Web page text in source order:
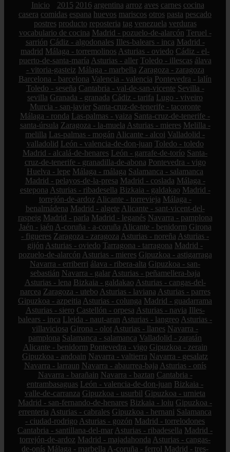
Inicio 2015 2016 argentina arroz aves carnes cocina
casera comidas espana huevos mariscos otros pasta pescado
postres producto reposteria tag venezuela verduras
vocabulario de cocina Madrid - pozuelo-de-alarcón Teruel -
sarrión Cádiz - algodonales Illes-balears - inca Madrid -
madrid Málaga - torremolinos Asturias - oviedo Cádiz - el-
puerto-de-santa-maría Asturias - aller Toledo - illescas álava
- vitoria-gasteiz Málaga - marbella Zaragoza - zaragoza
Barcelona - barcelona Valencia - valencia Pontevedra - lalín
Toledo - seseña Cantabria - val-de-san-vicente Sevilla -
sevilla Granada - granada Cádiz - tarifa Lugo - viveiro
Murcia - san-javier Santa-cruz-de-tenerife - tacoronte
Málaga - ronda Las-palmas - yaiza Santa-cruz-de-tenerife -
santa-úrsula Zaragoza - la-muela Asturias - mieres Melilla -
melilla Las-palmas - mogán Alicante - alcoi Valladolid -
valladolid León - valencia-de-don-juan Toledo - toledo
Madrid - alcalá-de-henares León - garrafe-de-torío Santa-
cruz-de-tenerife - granadilla-de-abona Pontevedra - vigo
Huelva - lepe Málaga - málaga Salamanca - salamanca
Madrid - pelayos-de-la-presa Madrid - coslada Málaga -
estepona Asturias - ribadesella Bizkaia - galdakao Madrid -
torrejón-de-ardoz Alicante - torrevieja Málaga -
benalmádena Madrid - algete Alicante - sant-vicent-del-
raspeig Madrid - parla Madrid - leganés Navarra - pamplona
Jaén - jaén A-coruña - a-coruña Alicante - benidorm Girona
- figueres Zaragoza - zaragoza Asturias - noreña Asturias -
gijón Asturias - oviedo Tarragona - tarragona Madrid -
pozuelo-de-alarcón Asturias - mieres Gipuzkoa - astigarraga
Navarra - erriberri álava - ribera-alta Gipuzkoa - san-
sebastián Navarra - galar Asturias - peñamellera-baja
Asturias - lena Bizkaia - galdakao Asturias - cangas-del-
narcea Zaragoza - utebo Asturias - laviana Asturias - parres
Gipuzkoa - azpeitia Asturias - colunga Madrid - guadarrama
Asturias - siero Castellón - orpesa Asturias - navia Illes-
balears - inca Lleida - naut-aran Asturias - langreo Asturias -
villaviciosa Girona - olot Asturias - llanes Navarra -
pamplona Salamanca - salamanca Valladolid - zaratán
Alicante - benidorm Pontevedra - vigo Gipuzkoa - zerain
Gipuzkoa - andoain Navarra - valtierra Navarra - gesalatz
Navarra - larraun Navarra - abaurrea-baja Asturias - onís
Navarra - barañain Navarra - baztan Cantabria -
entrambasaguas León - valencia-de-don-juan Bizkaia -
valle-de-carranza Gipuzkoa - usurbil Gipuzkoa - urnieta
Madrid - san-fernando-de-henares Bizkaia - loiu Gipuzkoa -
errenteria Asturias - cabrales Gipuzkoa - hernani Salamanca
- ciudad-rodrigo Asturias - gozón Madrid - torrelodones
Cantabria - santillana-del-mar Asturias - ribadesella Madrid -
torrejón-de-ardoz Madrid - majadahonda Asturias - cangas-
de-onís Málaga - marbella A-coruña - ferrol Madrid - tres-